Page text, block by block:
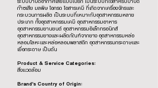
ระบบบำบัดอากาศเสียแบบเปียก เป็นระบบที่ใช้สำหรับบำบัด
ก๊าซเสีย มลพิษ ไอกรด ไอสารเคมี ที่เกิดจากเครื่องจักรและ
กระบวนการผลิต เป็นระบบที่เหมาะกับอุตสาหกรรมหลาย
ประเภท ทั้งอุตสาหกรรมเคมี อุตสาหกรรมอาหาร
อุตสาหกรรมยานยนต์ อุตสาหกรรมอิเล็กทรอนิกส์
อุตสาหกรรมยางและผลิตภัณฑ์จากยาง อุตสาหกรรมหล่อ
หลอมโลหะและหล่อหลอมพลาสติก อุตสาหกรรมกระดาษและ
เยื่อกระดาษ เป็นต้น
Product & Service Categories:
สิ่งแวดล้อม
Brand’s Country of Origin: